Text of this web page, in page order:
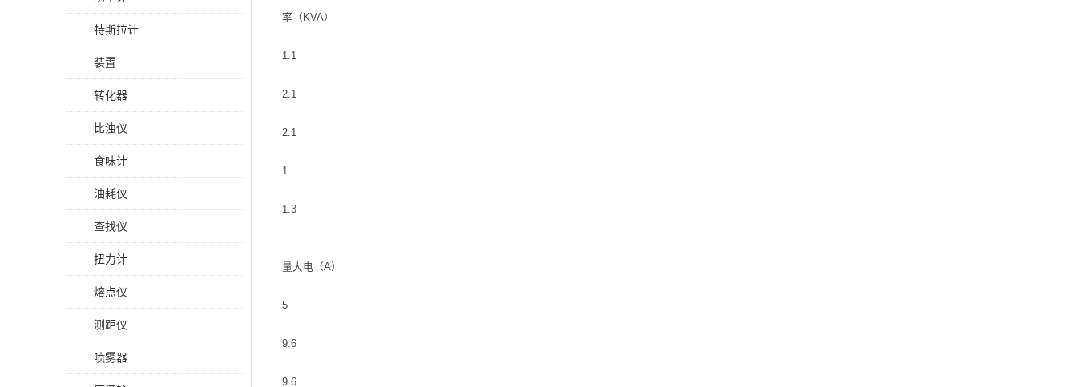
特斯拉计
装置
转化器
比浊仪
食味计
油耗仪
查找仪
扭力计
熔点仪
测距仪
喷雾器
率（KVA）
1.1
2.1
2.1
1
1.3
量大电（A）
5
9.6
9.6